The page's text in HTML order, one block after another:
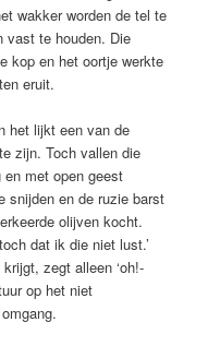
wakker worden de tel te
vast te houden. Die
kop en het oortje werkte
eruit.
het lijkt een van de
zijn. Toch ­vallen die
met open geest
snijden en de ruzie barst
olijven kocht.
dat ik die niet lust.’
zegt ­alleen ‘oh!-
op het niet